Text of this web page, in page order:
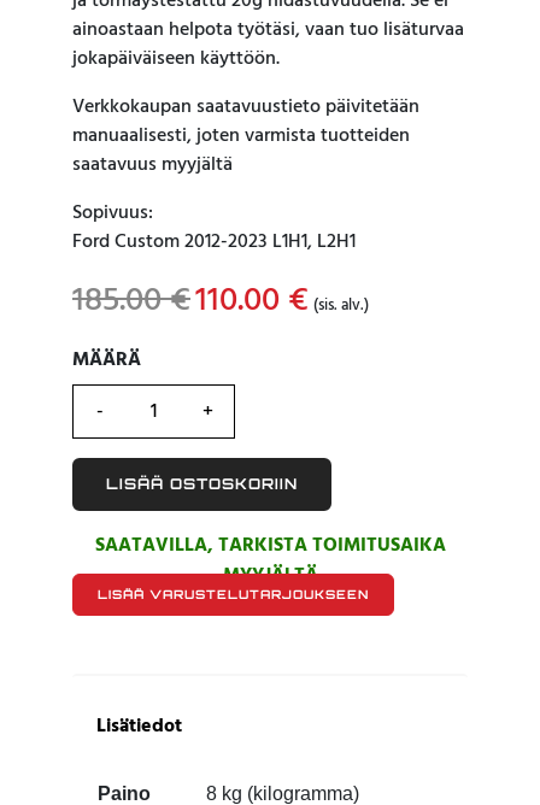
ainoastaan helpota työtäsi, vaan tuo lisäturvaa
jokapäiväiseen käyttöön.
Verkkokaupan saatavuustieto päivitetään
manuaalisesti, joten varmista tuotteiden
saatavuus myyjältä
Sopivuus:
Ford Custom 2012-2023 L1H1, L2H1
185.00€Original
price
110.00 €price
(sis. alv.)
MÄÄRÄ
MÄÄRÄ
LISÄÄ OSTOSKORIIN
SAATAVILLA, TARKISTA TOIMITUSAIKA
MYYJÄLTÄ
LISÄÄ VARUSTELUTARJOUKSEEN
Lisätiedot
Paino 8 kg (kilogramma)